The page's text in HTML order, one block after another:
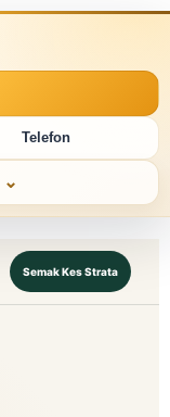
Telefon
Semak Kes Strata